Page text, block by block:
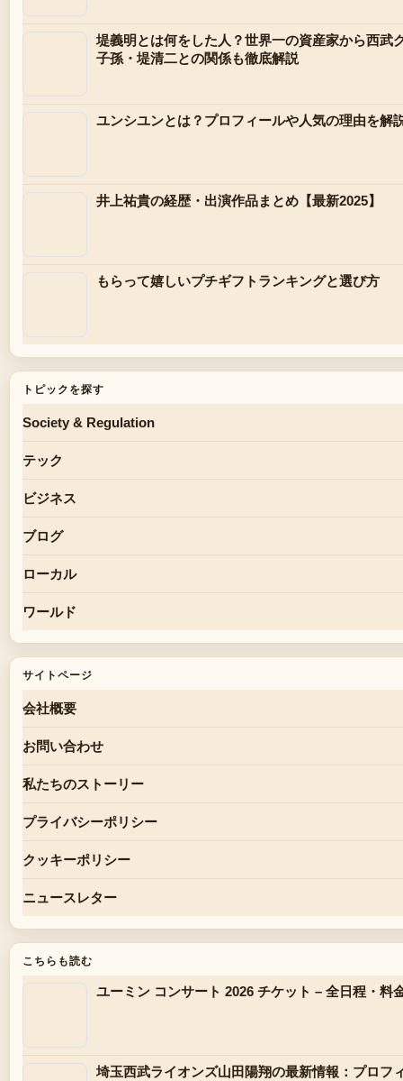
堤義明とは何をした人？世界一の資産家から西武
子孫・堤清二との関係も徹底解説
ユンシユンとは？プロフィールや人気の理由を解
井上祐貴の経歴・出演作品まとめ【最新2025】
もらって嬉しいプチギフトランキングと選び方
トピックを探す
Society & Regulation
テック
ビジネス
ブログ
ローカル
ワールド
サイトページ
会社概要
お問い合わせ
私たちのストーリー
プライバシーポリシー
クッキーポリシー
ニュースレター
こちらも読む
ユーミン コンサート 2026 チケット – 全日程・料
埼玉西武ライオンズ山田陽翔の最新情報：プロフ